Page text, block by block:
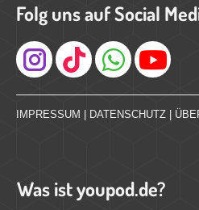
Folg uns auf Social
Instagram
IMPRESSUM DATENSCHUTZ
Was ist youpod.de?